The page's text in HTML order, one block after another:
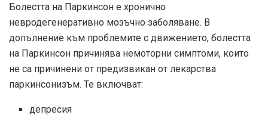
Болестта на Паркинсон е хронично
невродегенеративно мозъчно заболяване. В
допълнение към проблемите с движението, болестта
на Паркинсон причинява немоторни симптоми, които
не са причинени от предизвикан от лекарства
паркинсонизъм. Те включват:
депресия